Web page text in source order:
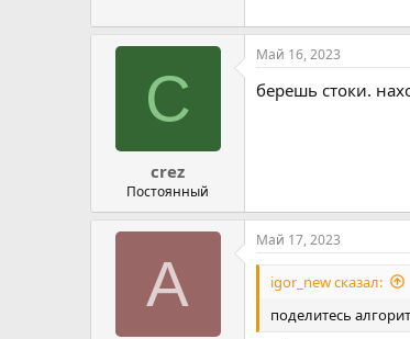
C
crez
Постоянный
Май 16, 2023
берешь стоки.
A
Май 17, 2023
igor_new сказал:
поделитесь